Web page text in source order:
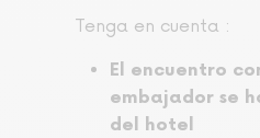
Tenga en cuenta :
El encuentro
embajador se
del hotel